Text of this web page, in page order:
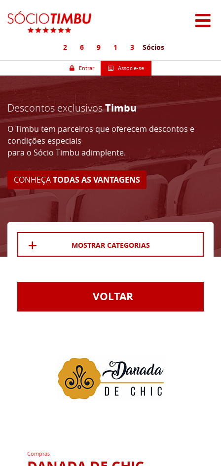
Entrar Associe-se
2 6 9 1 3 Sócios
Descontos exclusivosTimbu
O Timbu tem parceiros que oferecem descontos e
condições especiais
para o Sócio Timbu adimplente.
CONHEÇATODAS AS VANTAGENS
MOSTRAR CATEGORIAS
VOLTAR
Compras